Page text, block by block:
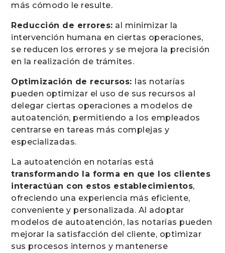
más cómodo le resulte.
Reducción de errores: al minimizar la
intervención humana en ciertas operaciones,
se reducen los errores y se mejora la precisión
en la realización de trámites.
Optimización de recursos: las notarías
pueden optimizar el uso de sus recursos al
delegar ciertas operaciones a modelos de
autoatención, permitiendo a los empleados
centrarse en tareas más complejas y
especializadas.
La autoatención en notarías está
transformando la forma en que los clientes
interactúan con estos establecimientos,
ofreciendo una experiencia más eficiente,
conveniente y personalizada. Al adoptar
modelos de autoatención, las notarías pueden
mejorar la satisfacción del cliente, optimizar
sus procesos internos y mantenerse